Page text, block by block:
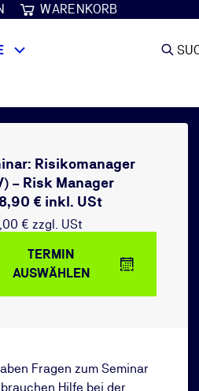
WARENKORB
Risikomanager
– Risk Manager
€ inkl. USt
€ zzgl. USt
TERMIN
AUSWÄHLEN
Fragen zum Seminar
Hilfe bei der